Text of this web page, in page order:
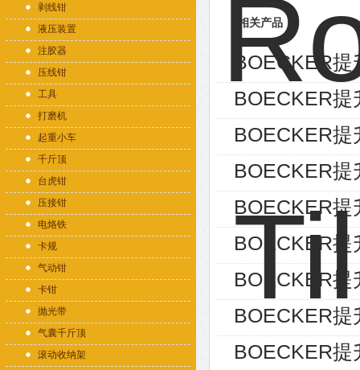
剥线钳
液压装置
注胶器
压线钳
工具
打磨机
起重小车
千斤顶
台虎钳
压接钳
电烙铁
卡规
气动钳
卡钳
抛光带
气囊千斤顶
滚动收纳架
相关产品
BOECKER
BOECKER
BOECKER
BOECKER
BOECKER
BOECKER
BOECKER
BOECKER
BOECKER